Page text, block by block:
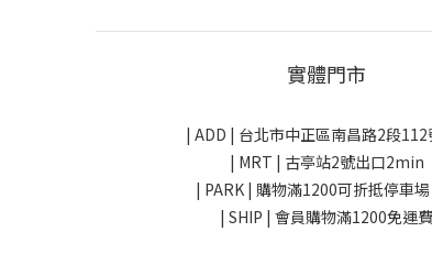
實體門市
| ADD | 台北市中正區南昌路2段
| MRT | 古亭站2號出口2min
| PARK | 購物滿1200可折抵停車
| SHIP | 會員購物滿1200免運費